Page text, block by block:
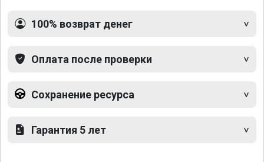
100% возврат денег
Оплата после проверки
Сохранение ресурса
Гарантия 5 лет